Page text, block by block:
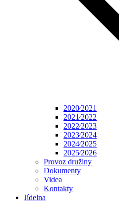
2020⁄2021
2021⁄2022
2022⁄2023
2023⁄2024
2024⁄2025
2025⁄2026
Provoz družiny
Dokumenty
Videa
Kontakty
Jídelna